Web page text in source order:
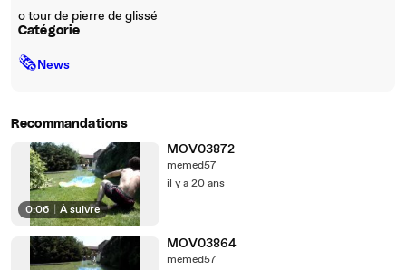
o tour de pierre de glissé
Catégorie
🗞News
Recommandations
0:06 À suivre
MOV03872
memed57
il y a 20 ans
MOV03864
memed57